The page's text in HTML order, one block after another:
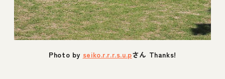
Photo by seiko.r.r.r.s.u.pさん Thanks!